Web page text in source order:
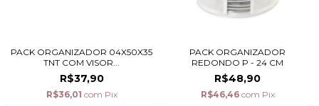
PACK ORGANIZADOR 04X50X35
TNT COM VISOR...
R$37,90
R$36,01 com Pix
PACK ORGANIZADOR
REDONDO P - 24 CM
R$48,90
R$46,46 com Pix